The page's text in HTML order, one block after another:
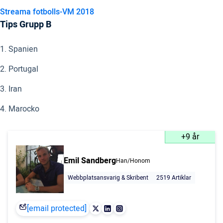
Streama fotbolls-VM 2018
Tips Grupp B
1. Spanien
2. Portugal
3. Iran
4. Marocko
+9 år
Emil SandbergHan/Honom
Webbplatsansvarig & Skribent
2519 Artiklar
[email protected]